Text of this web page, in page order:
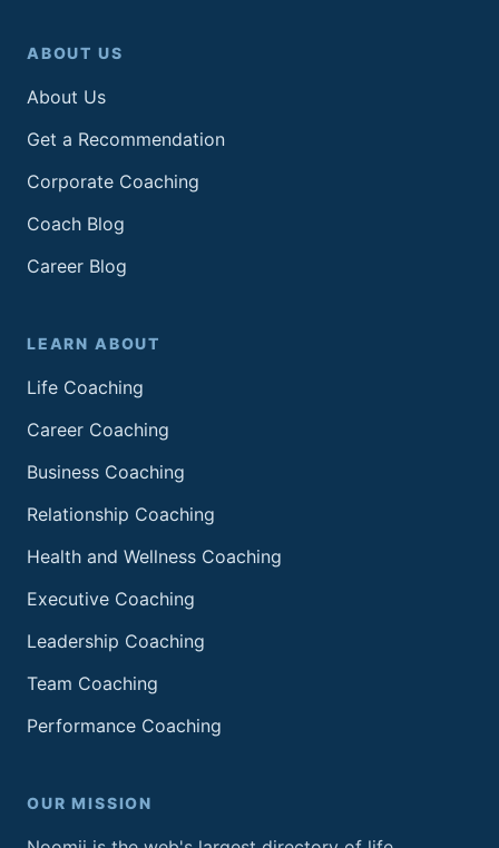
ABOUT US
About Us
Get a Recommendation
Corporate Coaching
Coach Blog
Career Blog
LEARN ABOUT
Life Coaching
Career Coaching
Business Coaching
Relationship Coaching
Health and Wellness Coaching
Executive Coaching
Leadership Coaching
Team Coaching
Performance Coaching
OUR MISSION